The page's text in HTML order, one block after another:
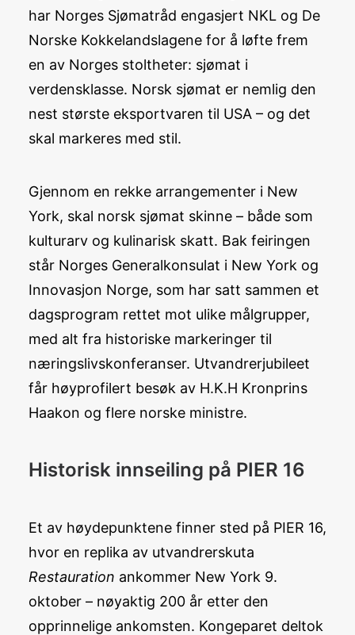
har Norges Sjømatråd engasjert NKL og De
Norske Kokkelandslagene for å løfte frem
en av Norges stoltheter: sjømat i
verdensklasse. Norsk sjømat er nemlig den
nest største eksportvaren til USA – og det
skal markeres med stil.
Gjennom en rekke arrangementer i New
York, skal norsk sjømat skinne – både som
kulturarv og kulinarisk skatt. Bak feiringen
står Norges Generalkonsulat i New York og
Innovasjon Norge, som har satt sammen et
dagsprogram rettet mot ulike målgrupper,
med alt fra historiske markeringer til
næringslivskonferanser. Utvandrerjubileet
får høyprofilert besøk av H.K.H Kronprins
Haakon og flere norske ministre.
Historisk innseiling på PIER 16
Et av høydepunktene finner sted på PIER 16,
hvor en replika av utvandrerskuta
Restauration ankommer New York 9.
oktober – nøyaktig 200 år etter den
opprinnelige ankomsten. Kongeparet deltok